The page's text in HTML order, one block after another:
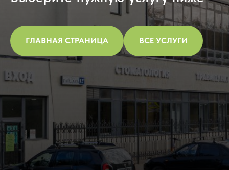
ГЛАВНАЯ СТРАНИЦА ВСЕ УСЛУГИ